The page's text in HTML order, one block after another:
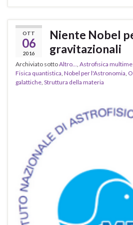
OTT
06
2016
Niente Nobel
gravitazionali
Archiviato sottoAltro..., Astrofisica
Fisica quantistica, Nobel per l'Astronomia,
galattiche, Struttura della materia